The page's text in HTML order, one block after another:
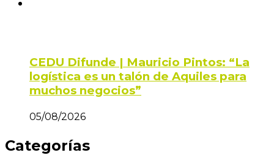
CEDU Difunde | Mauricio Pintos: “La
logística es un talón de Aquiles para
muchos negocios”
05/08/2026
Categorías